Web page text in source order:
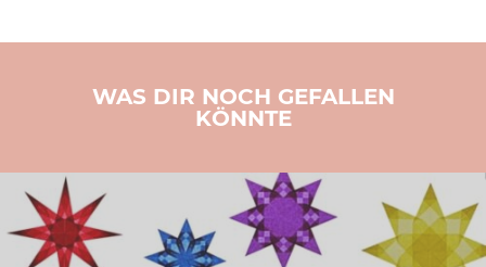
WAS DIR NOCH GEFALLEN
KÖNNTE